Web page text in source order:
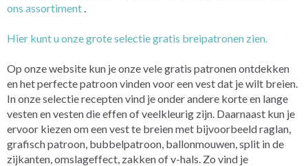
ons assortiment .
Hier kunt u onze grote selectie gratis breipatronen zien.
Op onze website kun je onze vele gratis patronen ontdekken
en het perfecte patroon vinden voor een vest dat je wilt breien.
In onze selectie recepten vind je onder andere korte en lange
vesten en vesten die effen of veelkleurig zijn. Daarnaast kun je
ervoor kiezen om een vest te breien met bijvoorbeeld raglan,
grafisch patroon, bubbelpatroon, ballonmouwen, split in de
zijkanten, omslageffect, zakken of v-hals. Zo vind je